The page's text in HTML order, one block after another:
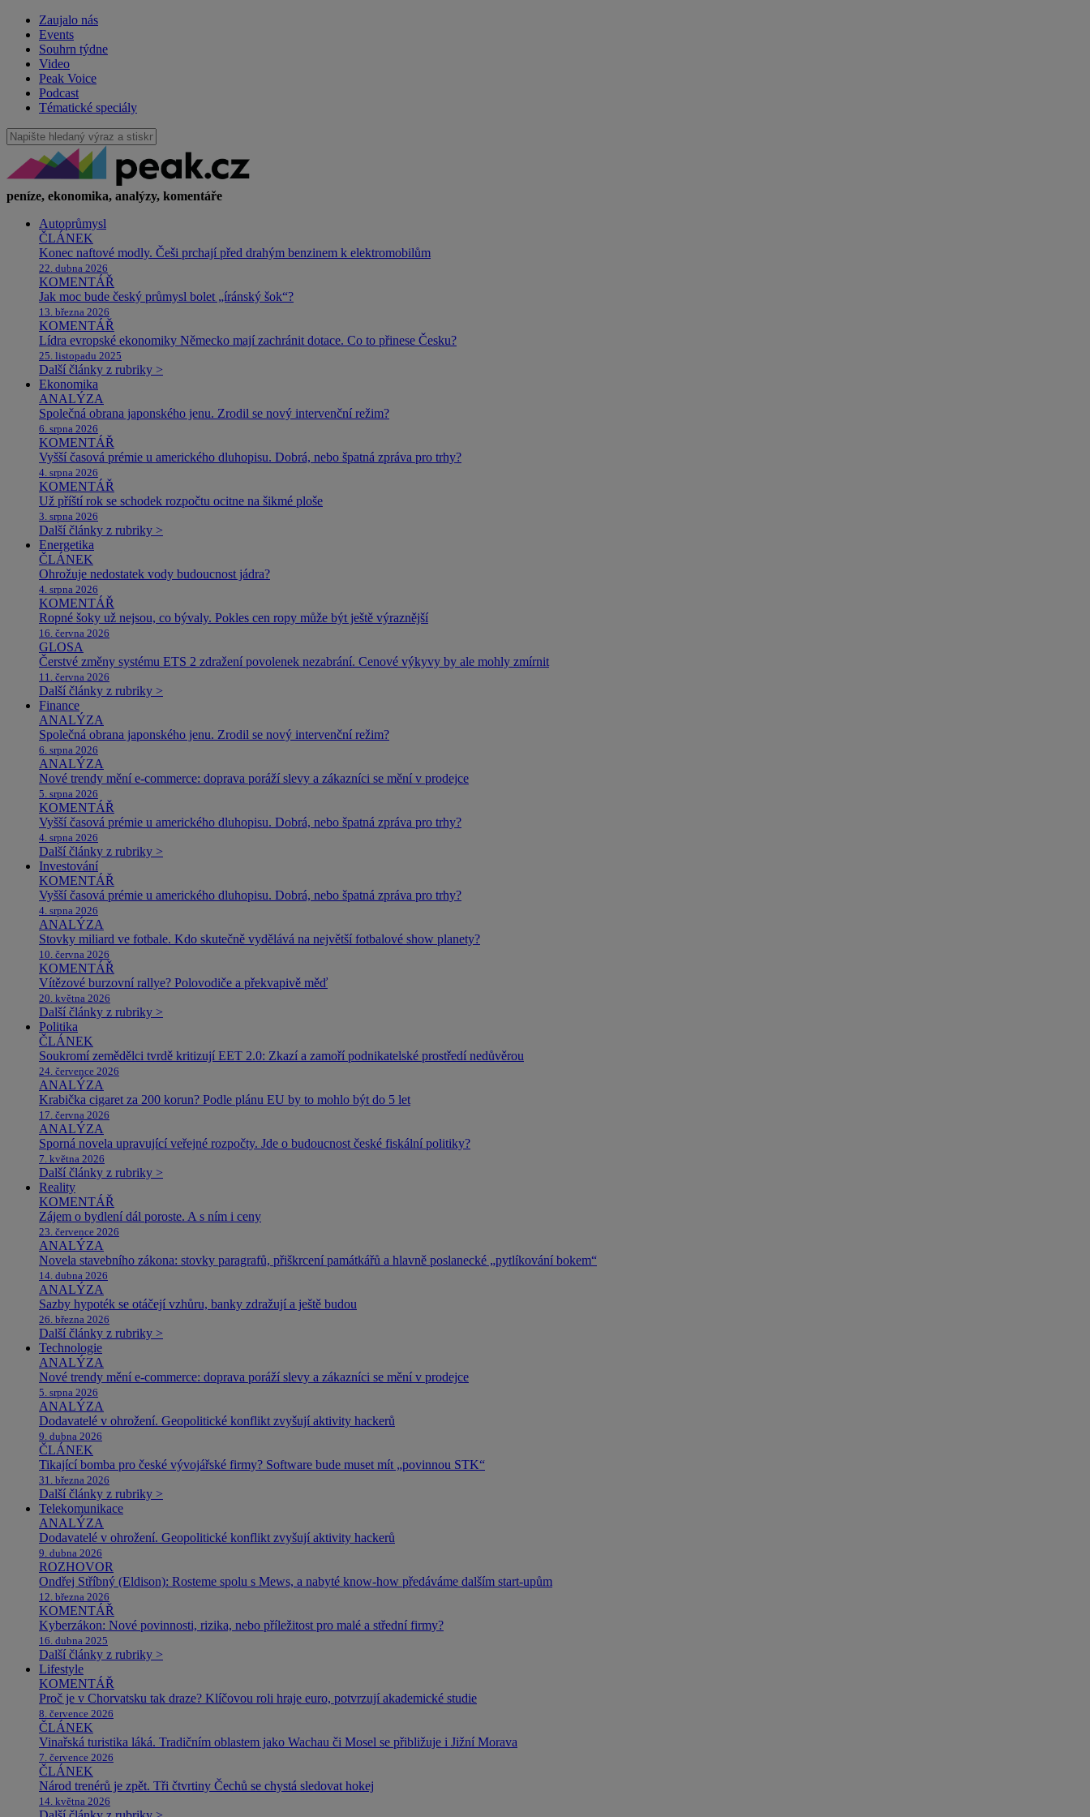
Zaujalo nás
Events
Souhrn týdne
Video
Peak Voice
Podcast
Tématické speciály
peníze, ekonomika, analýzy, komentáře
Autoprůmysl
ČLÁNEK
Konec naftové modly. Češi prchají před drahým benzinem k elektromobilům
22. dubna 2026
KOMENTÁŘ
Jak moc bude český průmysl bolet „íránský šok“?
13. března 2026
KOMENTÁŘ
Lídra evropské ekonomiky Německo mají zachránit dotace. Co to přinese Česku?
25. listopadu 2025
Další články z rubriky >
Ekonomika
ANALÝZA
Společná obrana japonského jenu. Zrodil se nový intervenční režim?
6. srpna 2026
KOMENTÁŘ
Vyšší časová prémie u amerického dluhopisu. Dobrá, nebo špatná zpráva pro trhy?
4. srpna 2026
KOMENTÁŘ
Už příští rok se schodek rozpočtu ocitne na šikmé ploše
3. srpna 2026
Další články z rubriky >
Energetika
ČLÁNEK
Ohrožuje nedostatek vody budoucnost jádra?
4. srpna 2026
KOMENTÁŘ
Ropné šoky už nejsou, co bývaly. Pokles cen ropy může být ještě výraznější
16. června 2026
GLOSA
Čerstvé změny systému ETS 2 zdražení povolenek nezabrání. Cenové výkyvy by ale mohly zmírnit
11. června 2026
Další články z rubriky >
Finance
ANALÝZA
Společná obrana japonského jenu. Zrodil se nový intervenční režim?
6. srpna 2026
ANALÝZA
Nové trendy mění e-commerce: doprava poráží slevy a zákazníci se mění v prodejce
5. srpna 2026
KOMENTÁŘ
Vyšší časová prémie u amerického dluhopisu. Dobrá, nebo špatná zpráva pro trhy?
4. srpna 2026
Další články z rubriky >
Investování
KOMENTÁŘ
Vyšší časová prémie u amerického dluhopisu. Dobrá, nebo špatná zpráva pro trhy?
4. srpna 2026
ANALÝZA
Stovky miliard ve fotbale. Kdo skutečně vydělává na největší fotbalové show planety?
10. června 2026
KOMENTÁŘ
Vítězové burzovní rallye? Polovodiče a překvapivě měď
20. května 2026
Další články z rubriky >
Politika
ČLÁNEK
Soukromí zemědělci tvrdě kritizují EET 2.0: Zkazí a zamoří podnikatelské prostředí nedůvěrou
24. července 2026
ANALÝZA
Krabička cigaret za 200 korun? Podle plánu EU by to mohlo být do 5 let
17. června 2026
ANALÝZA
Sporná novela upravující veřejné rozpočty. Jde o budoucnost české fiskální politiky?
7. května 2026
Další články z rubriky >
Reality
KOMENTÁŘ
Zájem o bydlení dál poroste. A s ním i ceny
23. července 2026
ANALÝZA
Novela stavebního zákona: stovky paragrafů, přiškrcení památkářů a hlavně poslanecké „pytlíkování bokem“
14. dubna 2026
ANALÝZA
Sazby hypoték se otáčejí vzhůru, banky zdražují a ještě budou
26. března 2026
Další články z rubriky >
Technologie
ANALÝZA
Nové trendy mění e-commerce: doprava poráží slevy a zákazníci se mění v prodejce
5. srpna 2026
ANALÝZA
Dodavatelé v ohrožení. Geopolitické konflikt zvyšují aktivity hackerů
9. dubna 2026
ČLÁNEK
Tikající bomba pro české vývojářské firmy? Software bude muset mít „povinnou STK“
31. března 2026
Další články z rubriky >
Telekomunikace
ANALÝZA
Dodavatelé v ohrožení. Geopolitické konflikt zvyšují aktivity hackerů
9. dubna 2026
ROZHOVOR
Ondřej Stříbný (Eldison): Rosteme spolu s Mews, a nabyté know-how předáváme dalším start-upům
12. března 2026
KOMENTÁŘ
Kyberzákon: Nové povinnosti, rizika, nebo příležitost pro malé a střední firmy?
16. dubna 2025
Další články z rubriky >
Lifestyle
KOMENTÁŘ
Proč je v Chorvatsku tak draze? Klíčovou roli hraje euro, potvrzují akademické studie
8. července 2026
ČLÁNEK
Vinařská turistika láká. Tradičním oblastem jako Wachau či Mosel se přibližuje i Jižní Morava
7. července 2026
ČLÁNEK
Národ trenérů je zpět. Tři čtvrtiny Čechů se chystá sledovat hokej
14. května 2026